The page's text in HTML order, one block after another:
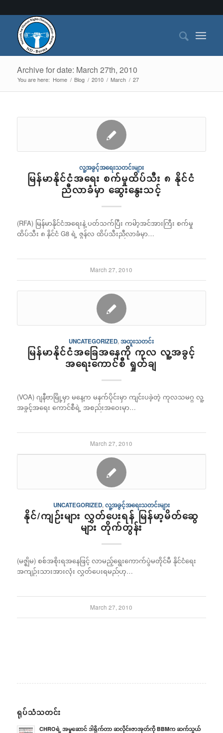
Archive for date: March 27th, 2010
You are here: Home / Blog / 2010 / March / 27
လူ့အခွင့်အရေးသတင်းများ
မြန်မာနိုင်ငံအရေး စက်မှုထိပ်သီး ၈ နိုင်ငံ
ညီလာခံမှာ ဆွေးနွေးသင့်
(RFA) မြန်မာနိုင်ငံအရေးနဲ့ ပတ်သက်ပြီး ကမႝာ့အင်အားကြီး စက်မှု
ထိပ်သီး ၈ နိုင်ငံ G8 ရဲ့ ဇွန်လ ထိပ်သီးညီလာခံမှာ…
March 27, 2010
UNCATEGORIZED,အထူးသတင်း
မြန်မာနိုင်ငံအခြေအနေကို ကုလ လူ့အခွင့်
အရေးကောင်စီ ရှုတ်ချ
(VOA) ဂျနီဗာမြို့မှာ မနေ့က မနက်ပိုင်းမှာ ကျင်းပခဲ့တဲ့ ကုလသမဂ္ဂ လူ့
အခွင့်အရေး ကောင်စီရဲ့ အစည်းအဝေးမှာ…
March 27, 2010
UNCATEGORIZED,လူ့အခွင့်အရေးသတင်းများ
နိုင်/ကျဉ်းများ လွှတ်ပေးရန် မြန်မာ့မိတ်ဆွေ
များ တိုက်တွန်း
(မဇ္ဈိမ) စစ်အစိုးရအနေဖြင့် လာမည့်ရွေးကောက်ပွဲမတိုင်မီ နိုင်ငံရေး
အကျဉ်းသားအားလုံး လွှတ်ပေးရမည်ဟု…
March 27, 2010
ရုပ်သံသတင်း
CHROရဲ့ အမှုဆောင် ဒါရိုက်တာ ဆလိုင်းဇာအုတ်ကို BBMက ဆက်သွယ်